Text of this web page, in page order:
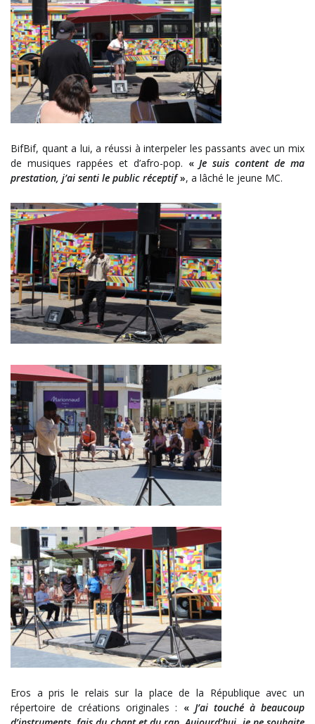
BifBif, quant a lui, a réussi à interpeler les passants avec un mix
de musiques rappées et d’afro-pop. «Je suis content de ma
prestation, j’ai senti le public réceptif», a lâché le jeune MC.
Eros a pris le relais sur la place de la République avec un
répertoire de créations originales : « J’ai touché à beaucoup